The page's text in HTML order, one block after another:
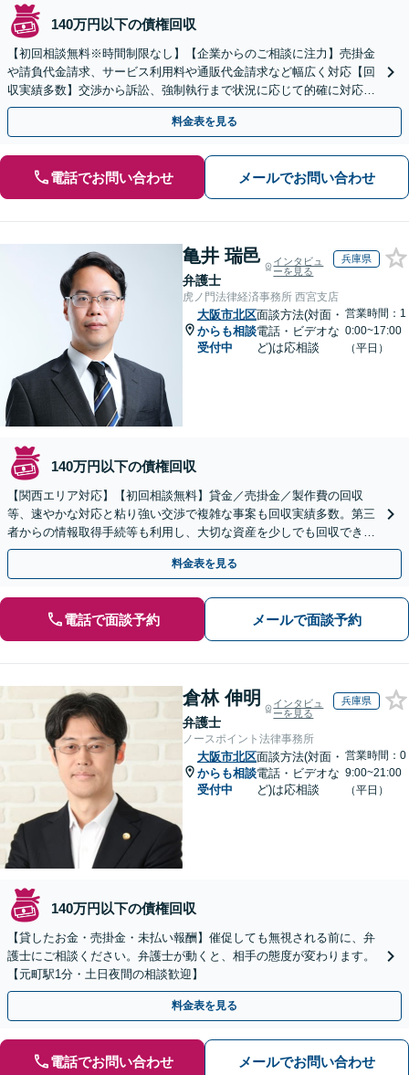
140万円以下の債権回収
【初回相談無料※時間制限なし】【企業からのご相談に注力】売掛金
や請負代金請求、サービス利用料や通販代金請求など幅広く対応【回
収実績多数】交渉から訴訟、強制執行まで状況に応じて的確に対応し
ます【扇町駅5分】
料金表を見る
電話でお問い合わせ メールでお問い合わせ
亀井 瑞邑
弁護士
インタビュ
ーを見る
兵庫県
虎ノ門法律経済事務所 西宮支店
大阪市北区
からも相談
受付中
面談方法(対面・
電話・ビデオな
ど)は応相談
営業時間：1
0:00~17:00
（平日）
140万円以下の債権回収
【関西エリア対応】【初回相談無料】貸金／売掛金／製作費の回収
等、速やかな対応と粘り強い交渉で複雑な事案も回収実績多数。第三
者からの情報取得手続等も利用し、大切な資産を少しでも回収できる
よう尽力します【フリーランス・個人事業主のご相談も対応】
料金表を見る
電話で面談予約 メールで面談予約
倉林 伸明
弁護士
インタビュ
ーを見る
兵庫県
ノースポイント法律事務所
大阪市北区
からも相談
受付中
面談方法(対面・
電話・ビデオな
ど)は応相談
営業時間：0
9:00~21:00
（平日）
140万円以下の債権回収
【貸したお金・売掛金・未払い報酬】催促しても無視される前に、弁
護士にご相談ください。弁護士が動くと、相手の態度が変わります。
【元町駅1分・土日夜間の相談歓迎】
料金表を見る
電話でお問い合わせ メールでお問い合わせ